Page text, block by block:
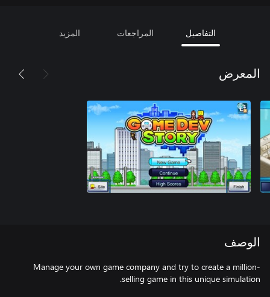
التفاصيل المراجعات المزيد
المعرض
الوصف
Manage your own game company and try to create a million-